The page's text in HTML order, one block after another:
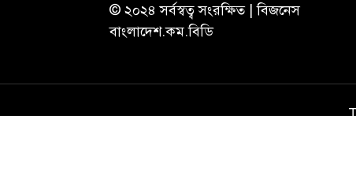
© ২০২৪ সর্বস্বত্ব সংরক্ষিত | বিজনেস
বাংলাদেশ.কম.বিডি